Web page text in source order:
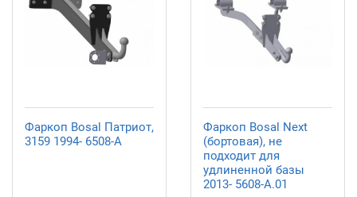
Фаркоп Bosal Патриот,
3159 1994- 6508-A
Фаркоп Bosal Next
(бортовая), не
подходит для
удлиненной базы
2013- 5608-A.01